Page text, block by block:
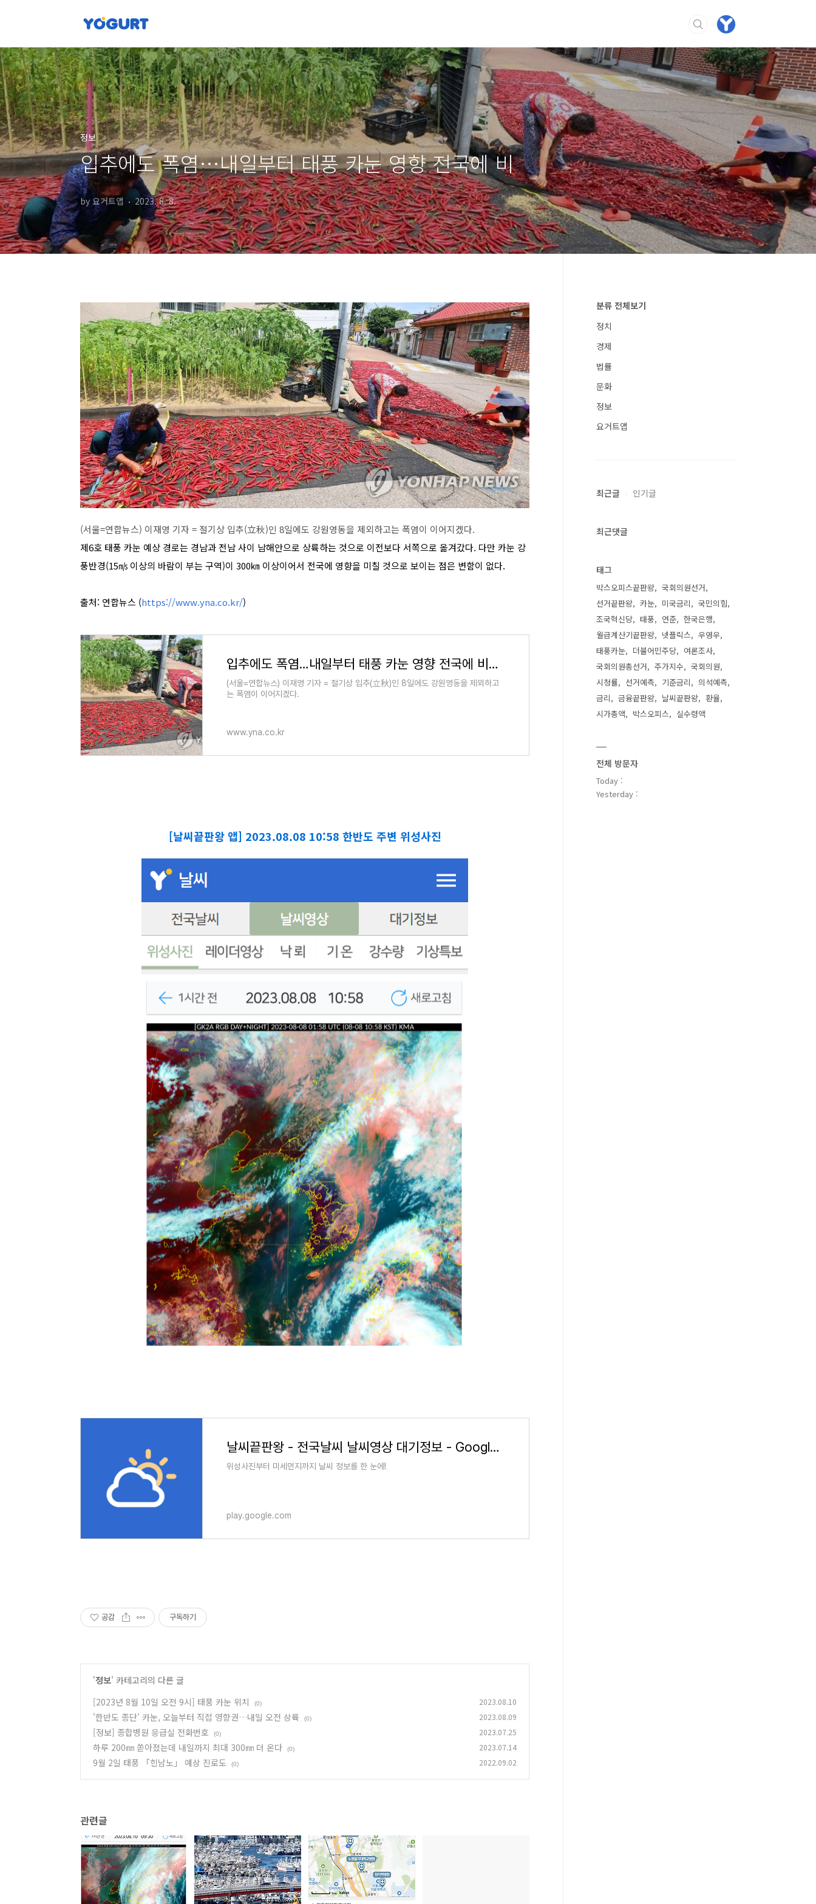
정보
입추에도 폭염…내일부터 태풍 카눈 영향 전국에 비
by 요거트앱 2023. 8. 8.
(서울=연합뉴스) 이재영 기자 = 절기상 입추(立秋)인 8일에도 강원영동을 제외하고는 폭염이 이어지겠다.
제6호 태풍 카눈 예상 경로는 경남과 전남 사이 남해안으로 상륙하는 것으로 이전보다 서쪽으로 옮겨갔다. 다만 카눈 강
풍반경(15㎧ 이상의 바람이 부는 구역)이 300㎞ 이상이어서 전국에 영향을 미칠 것으로 보이는 점은 변함이 없다.
출처: 연합뉴스 (https://www.yna.co.kr/)
입추에도 폭염…내일부터 태풍 카눈 영향 전국에 비 | 연합뉴스
(서울=연합뉴스) 이재영 기자 = 절기상 입추(立秋)인 8일에도 강원영동을 제외하고
는 폭염이 이어지겠다.
www.yna.co.kr
[날씨끝판왕 앱] 2023.08.08 10:58 한반도 주변 위성사진
날씨끝판왕 - 전국날씨 날씨영상 대기정보 - Google Play 앱
위성사진부터 미세먼지까지 날씨 정보를 한 눈에!
play.google.com
공감 구독하기
'정보' 카테고리의 다른 글
[2023년 8월 10일 오전 9시] 태풍 카눈 위치
(0) 2023.08.10
'한반도 종단' 카눈, 오늘부터 직접 영향권…내일 오전 상륙 (0) 2023.08.09
[정보] 종합병원 응급실 전화번호 (0) 2023.07.25
하루 200㎜ 쏟아졌는데 내일까지 최대 300㎜ 더 온다 (0) 2023.07.14
9월 2일 태풍 「힌남노」 예상 진로도 (0) 2022.09.02
관련글
분류 전체보기
정치
경제
법률
문화
정보
요거트앱
최근글 인기글
최근댓글
태그
박스오피스끝판왕
국회의원선거
선거끝판왕
카눈 미국금리
국민의힘
조국혁신당
태풍 연준
한국은행
월급계산기끝판왕
넷플릭스
우영우
태풍카눈
더불어민주당
여론조사
국회의원총선거
주가지수
국회의원
시청률
선거예측 기준금리
의석예측
금리
금융끝판왕 날씨끝판왕
환율
시가총액
박스오피스 실수령액
전체 방문자
Today :
Yesterday :